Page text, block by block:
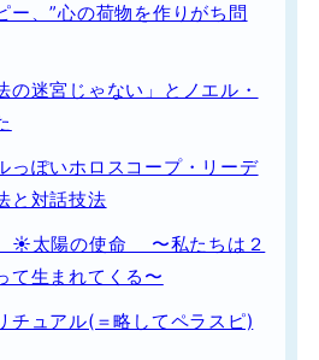
ー、”心の荷物を作りがち問
の迷宮じゃない」とノエル・
っぽいホロスコープ・リーデ
と対話技法
☀️太陽の使命 〜私たちは２
て生まれてくる〜
チュアル(＝略してペラスピ)